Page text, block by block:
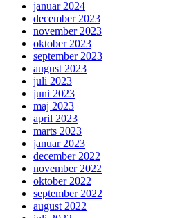
januar 2024
december 2023
november 2023
oktober 2023
september 2023
august 2023
juli 2023
juni 2023
maj 2023
april 2023
marts 2023
januar 2023
december 2022
november 2022
oktober 2022
september 2022
august 2022